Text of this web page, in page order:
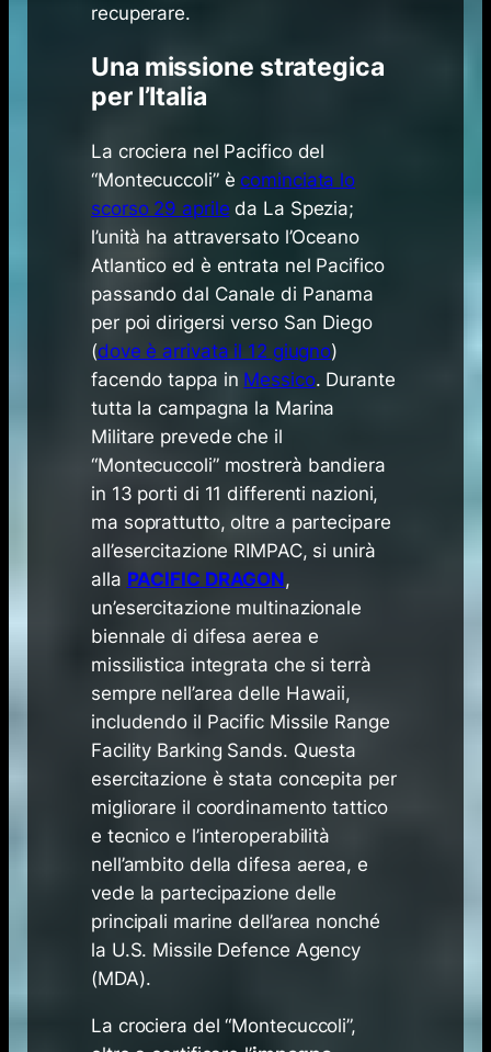
recuperare.
Una missione strategica
per l’Italia
La crociera nel Pacifico del
“Montecuccoli” è cominciata lo
scorso 29 aprile da La Spezia;
l’unità ha attraversato l’Oceano
Atlantico ed è entrata nel Pacifico
passando dal Canale di Panama
per poi dirigersi verso San Diego
(dove è arrivata il 12 giugno)
facendo tappa in Messico. Durante
tutta la campagna la Marina
Militare prevede che il
“Montecuccoli” mostrerà bandiera
in 13 porti di 11 differenti nazioni,
ma soprattutto, oltre a partecipare
all’esercitazione RIMPAC, si unirà
alla PACIFIC DRAGON,
un’esercitazione multinazionale
biennale di difesa aerea e
missilistica integrata che si terrà
sempre nell’area delle Hawaii,
includendo il Pacific Missile Range
Facility Barking Sands. Questa
esercitazione è stata concepita per
migliorare il coordinamento tattico
e tecnico e l’interoperabilità
nell’ambito della difesa aerea, e
vede la partecipazione delle
principali marine dell’area nonché
la U.S. Missile Defence Agency
(MDA).
La crociera del “Montecuccoli”,